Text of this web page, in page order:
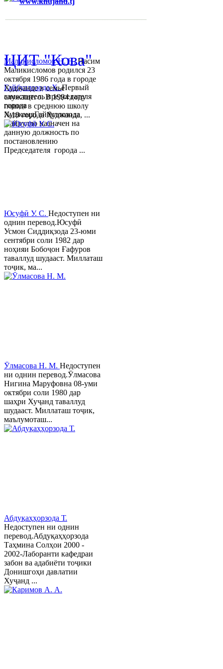
Гайбуллозода Х.Первый
заместитель председателя
города
ХуджандГайбуллозода
Хайрулло назначен на
данную должность по
постановлению
Председателя города ...
Маликисломов Н. Н.Насим
Маликисломов родился 23
октября 1986 года в городе
Худжанде в семье
служащего. В 1994 году
пошел в среднюю школу
№18 города Худжанда, ...
Юсуфӣ У. C. Недоступен ни
однин перевод.Юсуфӣ
Усмон Сиддиқзода 23-юми
сентябри соли 1982 дар
ноҳияи Бобоҷон Ғафуров
таваллуд шудааст. Миллаташ
тоҷик, ма...
Ӯлмасова Н. М. Недоступен
ни однин перевод.Ӯлмасова
Нигина Маруфовна 08-уми
октябри соли 1980 дар
шаҳри Хуҷанд таваллуд
шудааст. Миллаташ тоҷик,
маълумоташ...
Абдуқаҳҳорзода Т.
Недоступен ни однин
перевод.Абдуқаҳҳорзода
Таҳмина Солҳои 2000 -
2002-Лаборанти кафедраи
забон ва адабиёти тоҷики
Донишгоҳи давлатии
Хуҷанд ...
ЦИТ "Кова"